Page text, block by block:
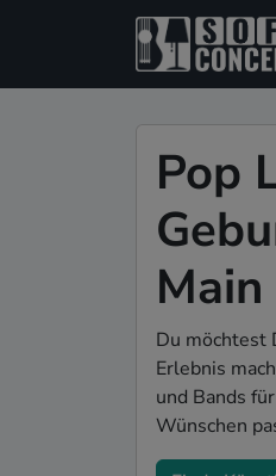
Pop
Main
Du möchtest
Erlebnis
und Bands
Wünschen